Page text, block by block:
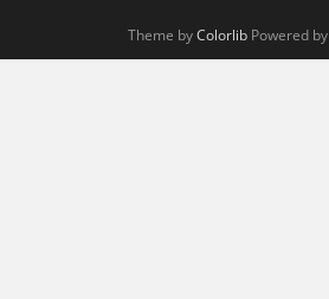
Theme byColorlibPowered by